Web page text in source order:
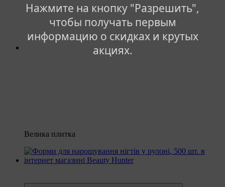
Нажмите на кнопку "Разрешить",
чтобы получать первым
информацию о скидках и крутых
акциях.
Велика плитка